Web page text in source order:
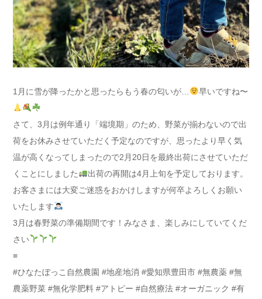
1月に雪が降ったかと思ったらもう春の匂いが… 早いですね〜
さて、3月は例年通り「端境期」のため、野菜が揃わないので出
荷をお休みさせていただく予定なのですが、思ったより早く気
温が高くなってしまったので2月20日を最終出荷にさせていただ
くことにしました
出荷の再開は4月上旬を予定しております。
お客さまには大変ご迷惑をおかけしますが何卒よろしくお願い
いたします
3月は春野菜の準備期間です！みなさま、楽しみにしていてくだ
さい
≡
#ひなたぼっこ自然農園 #地産地消 #愛知県豊田市 #無農薬 #無
農薬野菜 #無化学肥料 #アトピー #自然療法 #オーガニック #有